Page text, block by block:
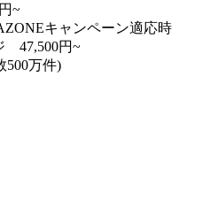
~
キャンペーン適応時
47,500円~
500万件)